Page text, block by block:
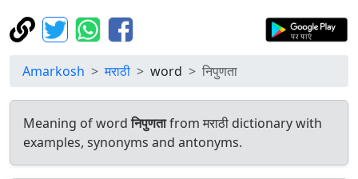
Amarkosh मराठी word निपुणता
Meaning of wordनिपुणताfrom मराठी dictionary with
examples, synonyms and antonyms.